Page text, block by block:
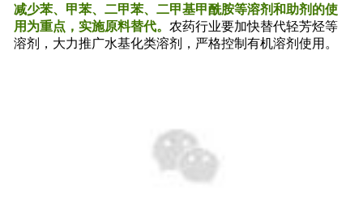
减少苯、甲苯、二甲苯、二甲基甲酰胺等溶剂和助剂的使
用为重点，实施原料替代。 农药行业要加快替代轻芳烃等
溶剂，大力推广水基化类溶剂，严格控制有机溶剂使用。